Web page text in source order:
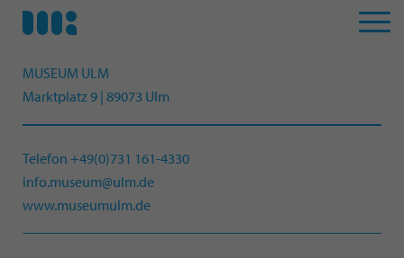
MUSEUM ULM
Marktplatz 9 | 89073 Ulm
Telefon +49(0)731 161-4330
info.museum@ulm.de
www.museumulm.de